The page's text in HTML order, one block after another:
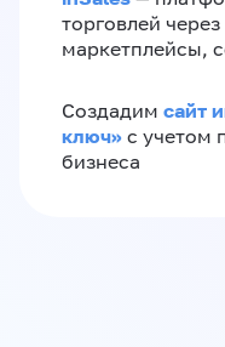
торговлей
маркетплейсы,
Создадим сайт
ключ» с учетом
бизнеса